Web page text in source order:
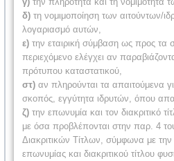
δ) τη νομιμοποίηση των αιτούντων/
λογαριασμό αυτών,
ε) την εταιρική σύμβαση ως προς τα
περιεχόμενο ελέγχει αν
πρότυπου καταστατικού,
στ) αν πληρούνται τα απαιτούμενα
σκοπός, εγγύτητα ιδρυτών, όπου
ζ) την επωνυμία και τον διακριτικό
με όσα προβλέπονται στην παρ. 4
Διακριτικών Τίτλων, σύμφωνα με
επωνυμίας και διακριτικού τίτλου